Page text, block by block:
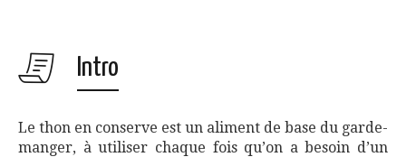
Intro
Le thon en conserve est un aliment de base du garde-
manger, à utiliser chaque fois qu’on a besoin d’un